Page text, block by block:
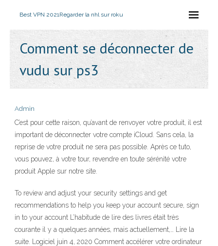
Best VPN 2021Regarder la nhl sur roku
Comment se déconnecter de
vudu sur ps3
Admin
C’est pour cette raison, qu’avant de renvoyer votre produit, il est
important de déconnecter votre compte iCloud. Sans cela, la
reprise de votre produit ne sera pas possible. Après ce tuto,
vous pouvez, à votre tour, revendre en toute sérénité votre
produit Apple sur notre site.
To review and adjust your security settings and get
recommendations to help you keep your account secure, sign
in to your account L’habitude de lire des livres était très
courante il y a quelques années, mais actuellement,… Lire la
suite. Logiciel juin 4, 2020 Comment accélérer votre ordinateur